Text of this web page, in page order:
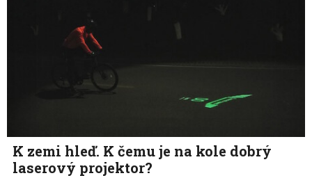
K zemi hleď. K čemu je na kole dobrý
laserový projektor?